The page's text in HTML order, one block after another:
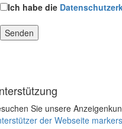
Ich habe die
Sie unsere
der Webseite